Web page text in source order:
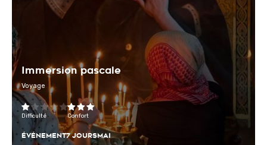
Immersion pascale
Voyage
Difficulté Confort
ÉVÉNEMENT7 JOURSMAI